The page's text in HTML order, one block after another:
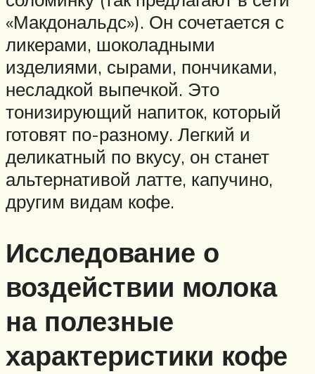
«Макдональдс»). Он сочетается с
ликерами, шоколадными
изделиями, сырами, пончиками,
несладкой выпечкой. Это
тонизирующий напиток, который
готовят по-разному. Легкий и
деликатный по вкусу, он станет
альтернативой латте, капучино,
другим видам кофе.
Исследование о
воздействии молока
на полезные
характеристики кофе